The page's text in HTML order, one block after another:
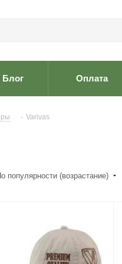
Блог Оплата
- Varivas
популярности (возрастание)